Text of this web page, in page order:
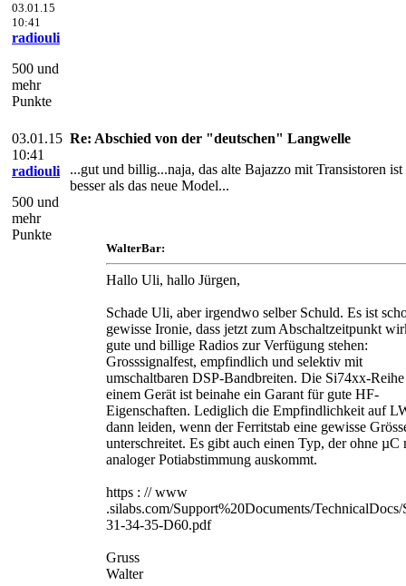
03.01.15
10:41
radiouli
500 und
mehr
Punkte
03.01.15
10:41
radiouli
500 und
mehr
Punkte
Re: Abschied von der "deutschen" Langwelle
...gut und billig...naja, das alte Bajazzo mit Transistoren
besser als das neue Model...
WalterBar:
Hallo Uli, hallo Jürgen,
Schade Uli, aber irgendwo selber Schuld. Es ist
gewisse Ironie, dass jetzt zum Abschaltzeitpunkt
gute und billige Radios zur Verfügung stehen:
Grosssignalfest, empfindlich und selektiv mit
umschaltbaren DSP-Bandbreiten. Die Si74xx-
einem Gerät ist beinahe ein Garant für gute HF-
Eigenschaften. Lediglich die Empfindlichkeit auf
dann leiden, wenn der Ferritstab eine gewisse
unterschreitet. Es gibt auch einen Typ, der ohne µC
analoger Potiabstimmung auskommt.
https : // www
.silabs.com/Support%20Documents/
31-34-35-D60.pdf
Gruss
Walter